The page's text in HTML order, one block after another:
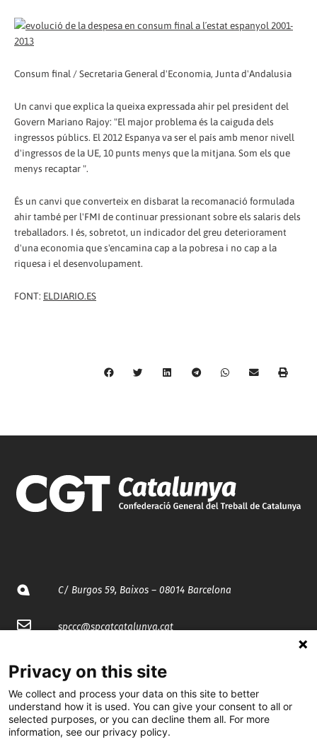
Consum final / Secretaria General d'Economia, Junta d'Andalusia
Un canvi que explica la queixa expressada ahir pel president del
Govern Mariano Rajoy: "El major problema és la caiguda dels
ingressos públics. El 2012 Espanya va ser el país amb menor nivell
d'ingressos de la UE, 10 punts menys que la mitjana. Som els que
menys recaptar ".
És un canvi que converteix en disbarat la recomanació formulada
ahir també per l'FMI de continuar pressionant sobre els salaris dels
treballadors. I és, sobretot, un indicador del greu deteriorament
d'una economia que s'encamina cap a la pobresa i no cap a la
riquesa i el desenvolupament.
FONT: ELDIARIO.ES
C/ Burgos 59, Baixos – 08014 Barcelona
spccc@spcgtcatalunya.cat
@CGTCatalunya
cgtcatalunya
Privacy on this site
We collect and process your data on this site to better
understand how it is used. You can give your consent to all or
selected purposes, or you can decline them all. For more
information, see our privacy policy.